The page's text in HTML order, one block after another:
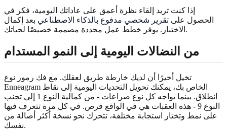
إذا كنت تريد إلقاء نظرة أعمق على عاداتك اليومية، فكر في
الحصول على تقرير شخصي مدفوع بالذكاء الاصطناعي بعد إكمال
الاختبار. يوفر خطط عمل محددة مصممة خصيصًا لحياتك.
من النضالات اليومية إلى النمو المستدام
تخيل أخيرًا أن لديك خارطة طريق لعقلك. مع فك رموز نوع
Enneagram الخاص بك، يمكنك تحويل التحديات اليومية إلى نقاط
انطلاق. بينما يواجه كل نوع صراعات - من كمالية النوع 1 إلى تجنب
النوع 9 - هذه العقبات هي في الواقع فرص. في كل مرة تتعرف فيها
على نمط وتختار استجابة مختلفة، تتحرك نحو نسخة أكثر أصالة من
نفسك.